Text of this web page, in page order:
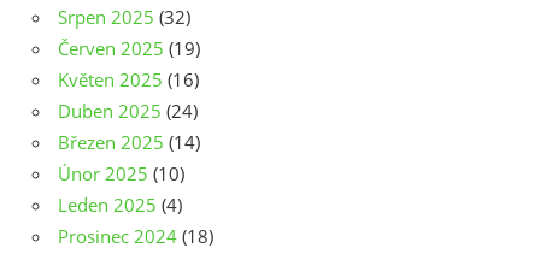
Srpen 2025 (32)
Červen 2025 (19)
Květen 2025 (16)
Duben 2025 (24)
Březen 2025 (14)
Únor 2025 (10)
Leden 2025 (4)
Prosinec 2024 (18)